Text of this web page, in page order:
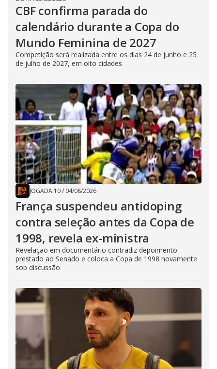
CBF confirma parada do
calendário durante a Copa do
Mundo Feminina de 2027
Competição será realizada entre os dias 24 de junho e 25
de julho de 2027, em oito cidades
JOGADA 10/ 04/08/2026
França suspendeu antidoping
contra seleção antes da Copa de
1998, revela ex-ministra
Revelação em documentário contradiz depoimento
prestado ao Senado e coloca a Copa de 1998 novamente
sob discussão